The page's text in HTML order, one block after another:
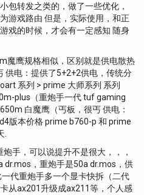
包转发之类的，做了一些优化，
游戏路由 但是，实际使用，和正
戏的时候，才会有一定感知 随身
魔鹰规格相似，区别就是供电散热
电：提供了5+2+2供电，传统分
系列 > prime 大师系列 系列
plus（重炮手一代 tuf gaming
白魔鹰（丐板，很丐 供电：
版本价格 prime b760-p 和 prime
.
手，可以说提升不是很大，，，
dr.mos，重炮手是50a dr.mos，供
代重炮手多一个显卡快拆（二代
从ax201升级成ax211等，个人感